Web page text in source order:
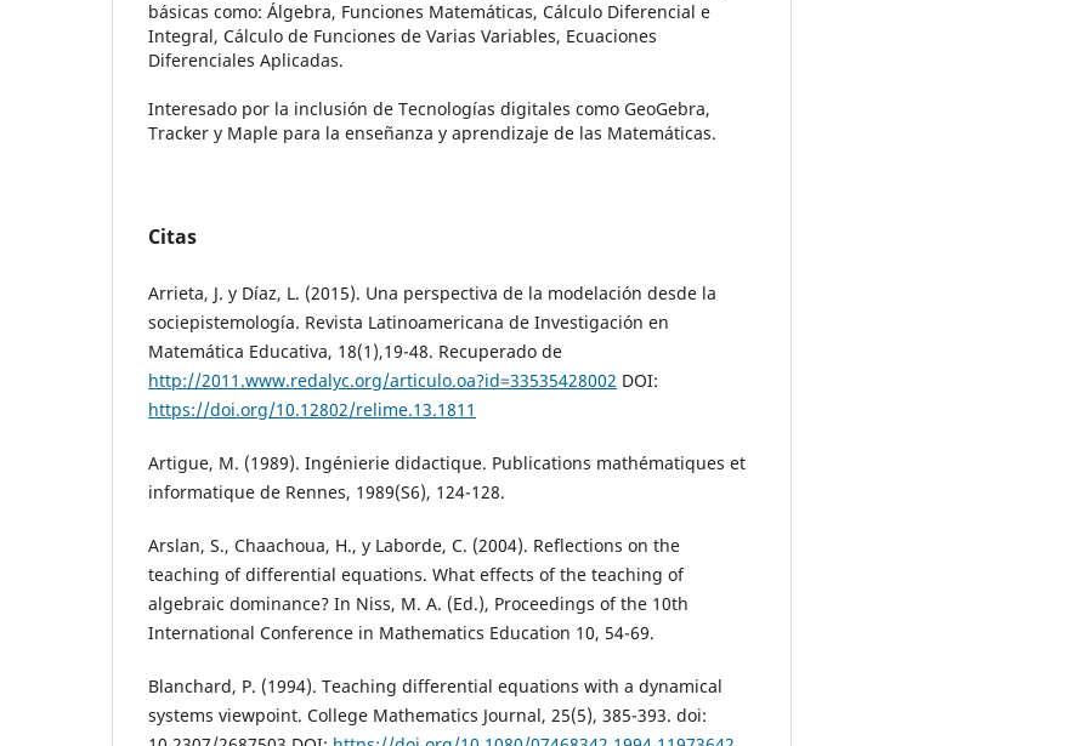
básicas como: Álgebra, Funciones Matemáticas, Cálculo Diferencial e
Integral, Cálculo de Funciones de Varias Variables, Ecuaciones
Diferenciales Aplicadas.
Interesado por la inclusión de Tecnologías digitales como GeoGebra,
Tracker y Maple para la enseñanza y aprendizaje de las Matemáticas.
Citas
Arrieta, J. y Díaz, L. (2015). Una perspectiva de la modelación desde la
sociepistemología. Revista Latinoamericana de Investigación en
Matemática Educativa, 18(1),19-48. Recuperado de
http://2011.www.redalyc.org/articulo.oa?id=33535428002 DOI:
https://doi.org/10.12802/relime.13.1811
Artigue, M. (1989). Ingénierie didactique. Publications mathématiques et
informatique de Rennes, 1989(S6), 124-128.
Arslan, S., Chaachoua, H., y Laborde, C. (2004). Reflections on the
teaching of differential equations. What effects of the teaching of
algebraic dominance? In Niss, M. A. (Ed.), Proceedings of the 10th
International Conference in Mathematics Education 10, 54-69.
Blanchard, P. (1994). Teaching differential equations with a dynamical
systems viewpoint. College Mathematics Journal, 25(5), 385-393. doi: